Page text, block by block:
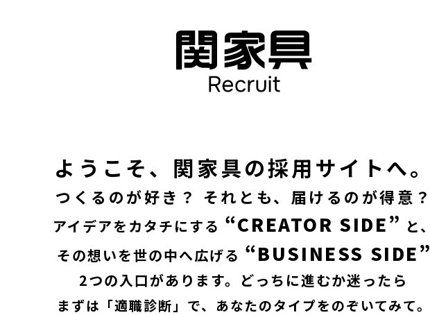
ようこそ、関家具の採用サイトへ。
つくるのが好き？ それとも、届けるのが得意？
アイデアをカタチにする “CREATOR SIDE” と、
その想いを世の中へ広げる “BUSINESS SIDE”
2つの入口があります。どっちに進むか迷ったら――
まずは「適職診断」で、あなたのタイプをのぞいてみて。